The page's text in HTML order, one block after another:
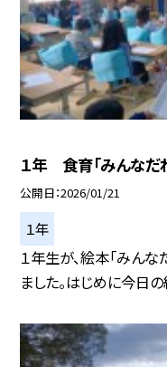
１年 食育「みんなだ
公開日 2026/01/21
１年
１年生が、絵本「みん
ました。はじめに今日